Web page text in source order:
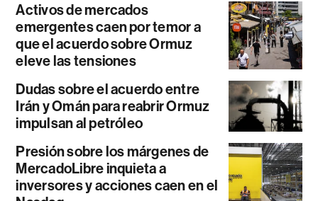
Activos de mercados
emergentes caen por temor a
que el acuerdo sobre Ormuz
eleve las tensiones
Dudas sobre el acuerdo entre
Irán y Omán para reabrir Ormuz
impulsan al petróleo
Presión sobre los márgenes de
MercadoLibre inquieta a
inversores y acciones caen en el